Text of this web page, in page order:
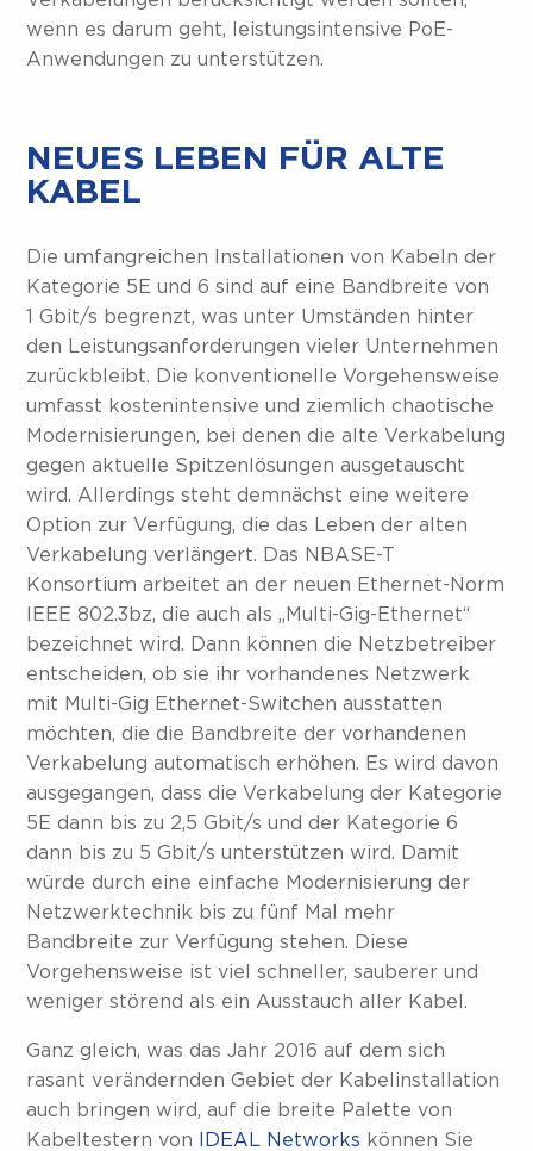
wenn es darum geht, leistungsintensive PoE-
Anwendungen zu unterstützen.
NEUES LEBEN FÜR ALTE
KABEL
Die umfangreichen Installationen von Kabeln der
Kategorie 5E und 6 sind auf eine Bandbreite von
1 Gbit/s begrenzt, was unter Umständen hinter
den Leistungsanforderungen vieler Unternehmen
zurückbleibt. Die konventionelle Vorgehensweise
umfasst kostenintensive und ziemlich chaotische
Modernisierungen, bei denen die alte Verkabelung
gegen aktuelle Spitzenlösungen ausgetauscht
wird. Allerdings steht demnächst eine weitere
Option zur Verfügung, die das Leben der alten
Verkabelung verlängert. Das NBASE-T
Konsortium arbeitet an der neuen Ethernet-Norm
IEEE 802.3bz, die auch als „Multi-Gig-Ethernet“
bezeichnet wird. Dann können die Netzbetreiber
entscheiden, ob sie ihr vorhandenes Netzwerk
mit Multi-Gig Ethernet-Switchen ausstatten
möchten, die die Bandbreite der vorhandenen
Verkabelung automatisch erhöhen. Es wird davon
ausgegangen, dass die Verkabelung der Kategorie
5E dann bis zu 2,5 Gbit/s und der Kategorie 6
dann bis zu 5 Gbit/s unterstützen wird. Damit
würde durch eine einfache Modernisierung der
Netzwerktechnik bis zu fünf Mal mehr
Bandbreite zur Verfügung stehen. Diese
Vorgehensweise ist viel schneller, sauberer und
weniger störend als ein Ausstauch aller Kabel.
Ganz gleich, was das Jahr 2016 auf dem sich
rasant verändernden Gebiet der Kabelinstallation
auch bringen wird, auf die breite Palette von
Kabeltestern von IDEAL Networks können Sie